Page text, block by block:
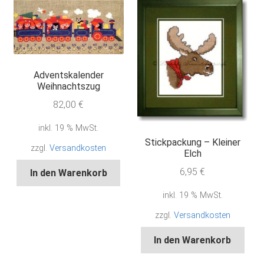
Adventskalender
Weihnachtszug
82,00€
inkl. 19 % MwSt.
zzgl.Versandkosten
In den Warenkorb
Stickpackung – Kleiner
Elch
6,95€
inkl. 19 % MwSt.
zzgl. Versandkosten
In den Warenkorb